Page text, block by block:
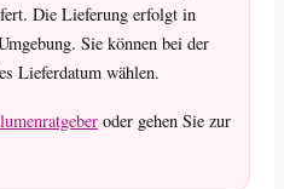
Die Lieferung erfolgt in
Sie können bei der
Lieferdatum wählen.
oder gehen Sie zur